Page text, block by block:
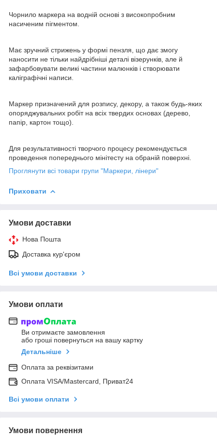
Чорнило маркера на водній основі з високопробним
насиченим пігментом.
Має зручний стрижень у формі пензля, що дає змогу
наносити не тільки найдрібніші деталі візерунків, але й
зафарбовувати великі частини малюнків і створювати
каліграфічні написи.
Маркер призначений для розпису, декору, а також будь-яких
опоряджувальних робіт на всіх твердих основах (дерево,
папір, картон тощо).
Для результативності творчого процесу рекомендується
проведення попереднього мінітесту на обраній поверхні.
Проглянути всі товари групи "Маркери, лінери"
Приховати
Умови доставки
Нова Пошта
Доставка кур'єром
Всі умови доставки
Умови оплати
Ви отримаєте замовлення
або гроші повернуться на вашу картку
Детальніше
Оплата за реквізитами
Оплата VISA/Mastercard, Приват24
Всі умови оплати
Умови повернення